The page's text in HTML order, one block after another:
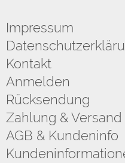
Impressum
Kontakt
Anmelden
Rücksendung
Zahlung & Versand
AGB & Kundeninfo